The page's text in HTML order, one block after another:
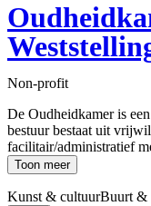
Non-profit
De Oudheidkamer is
bestuur bestaat uit
facilitair/administratief
Toon meer
Kunst & cultuurBuurt &